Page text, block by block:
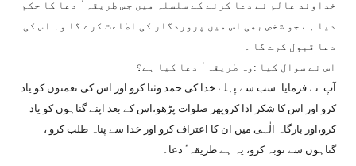
خداوند عالم نے دعا کرنے کے سلسلہ میں جس طریقہٴ دعا کا حکم
دیا ہے جو شخص بھی اس میں پروردگار کی اطاعت کرے گا وہ اس کی
دعا قبول کرے گا ۔
اس نے سوال کیا :وہ طریقہٴ دعا کیا ہے؟
آپ نے فرمایا: سب سے پہلے خدا کی حمد وثنا کرو اور اس کی نعمتوں کو یاد
کرو اور اس کا شکر ادا کروپھر صلوات پڑھو،اس کے بعد اپنے گناہوں کو یاد
کرو،اور بارگاہ الٰہی میں ان کا اعتراف کرو اور خدا سے پناہ طلب کرو ،
گناہوں سے توبہ کرو، یہ ہے طریقہٴ دعا۔